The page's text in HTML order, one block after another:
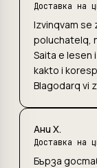
Доставка на
Izvinqvam se
poluchatelq,
Saita e lesen
kakto i
Blagodarq vi
Ани Х.
Доставка на
Бърза